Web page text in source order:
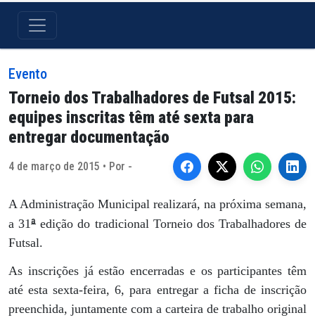
Evento
Torneio dos Trabalhadores de Futsal 2015:
equipes inscritas têm até sexta para
entregar documentação
4 de março de 2015 • Por -
A Administração Municipal realizará, na próxima semana,
a 31ªedição do tradicional Torneio dos Trabalhadores de
Futsal.
As inscrições já estão encerradas e os participantes têm
até esta sexta-feira, 6, para entregar a ficha de inscrição
preenchida, juntamente com a carteira de trabalho original